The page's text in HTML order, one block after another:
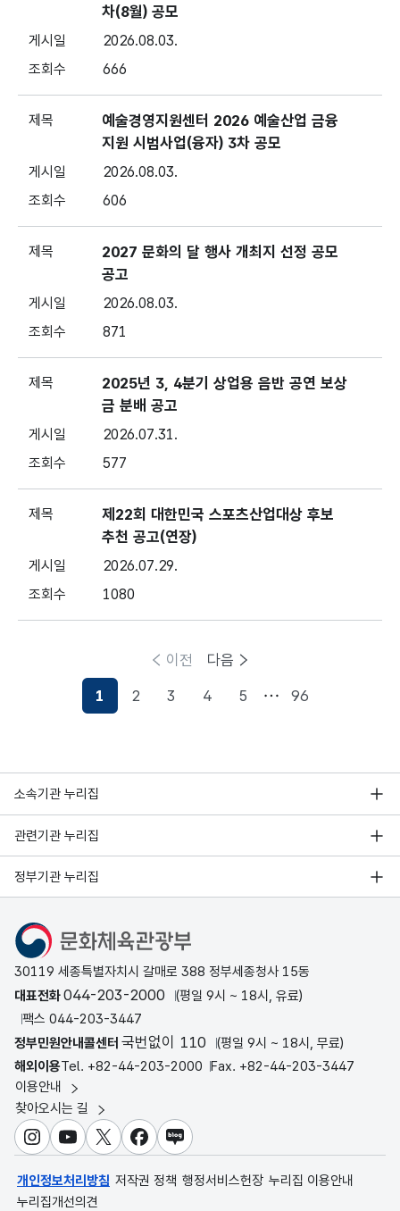
차(8월) 공모
2026.08.03.
666
예술경영지원센터 2026 예술산업 금융
지원 시범사업(융자) 3차 공모
2026.08.03.
606
2027 문화의 달 행사 개최지 선정 공모
공고
2026.08.03.
871
2025년 3, 4분기 상업용 음반 공연 보상
금 분배 공고
2026.07.31.
577
제22회 대한민국 스포츠산업대상 후보
추천 공고(연장)
2026.07.29.
1080
이전
현재페이지
1 2 3 4 5 96
다음
소속기관 누리집
관련기관 누리집
정부기관 누리집
문화체육관광부
30119 세종특별자치시 갈매로 388 정부세종청사 15동
대표전화044-203-2000
(평일 9시 ~ 18시, 유료)
팩스 044-203-3447
정부민원안내콜센터 국번없이 110
(평일 9시 ~ 18시, 무료)
해외이용Tel. +82-44-203-2000 Fax. +82-44-203-3447
이용안내
찾아오시는 길
인스타그램
유튜브X 페이스북
블로그
개인정보처리방침 저작권 정책 행정서비스헌장 누리집 이용안내
누리집개선의견